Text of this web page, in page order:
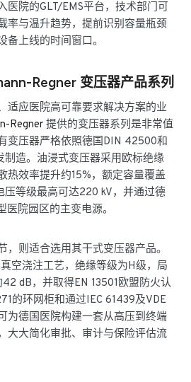
医院的GLT/EMS平台，技术部门可
率与温升趋势，提前识别容量瓶颈
上线的时间窗口。
Regner 变压器产品系列
适应医院高可靠要求解决方案的业
Regner 提供的变压器系列是非常值
变压器严格依照德国DIN 42500和
制造。油浸式变压器采用欧标绝缘
热效率提升约15%，额定容量覆盖
压等级最高可达220 kV，并通过德
医院园区的主变电源。
，则适合选用其干式变压器产品。
空浇注工艺，绝缘等级为H级，局
dB，并取得EN 13501欧盟防火认
的环网柜和通过IEC 61439及VDE
为德国医院构建一套从高压到终端
大大简化审批、审计与保险评估流